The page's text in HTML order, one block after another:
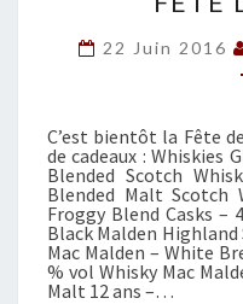
22 Juin 2016
C’est bientôt la Fête
de cadeaux : Whiskies
Blended Scotch
Blended Malt Scotch
Froggy Blend Casks –
Black Malden Highland
Mac Malden – White
% vol Whisky Mac
Malt 12 ans –…